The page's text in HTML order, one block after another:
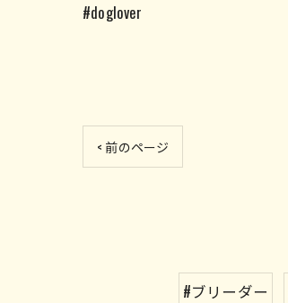
#doglover
< 前のページ
#ブリーダー